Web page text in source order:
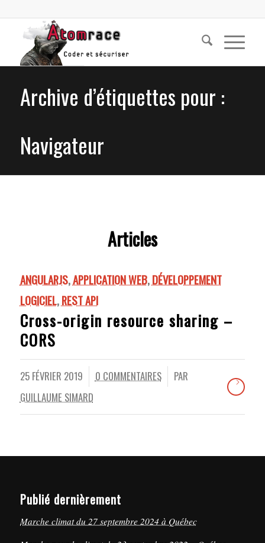
Archive d’étiquettes pour :
Navigateur
Articles
ANGULARJS,APPLICATION WEB,DÉVELOPPEMENT
LOGICIEL,REST API
Cross-origin resource sharing –
CORS
25 FÉVRIER 2019 0 COMMENTAIRES
/
PAR
GUILLAUME SIMARD
Publié dernièrement
Marche climat du 27 septembre 2024 à Québec